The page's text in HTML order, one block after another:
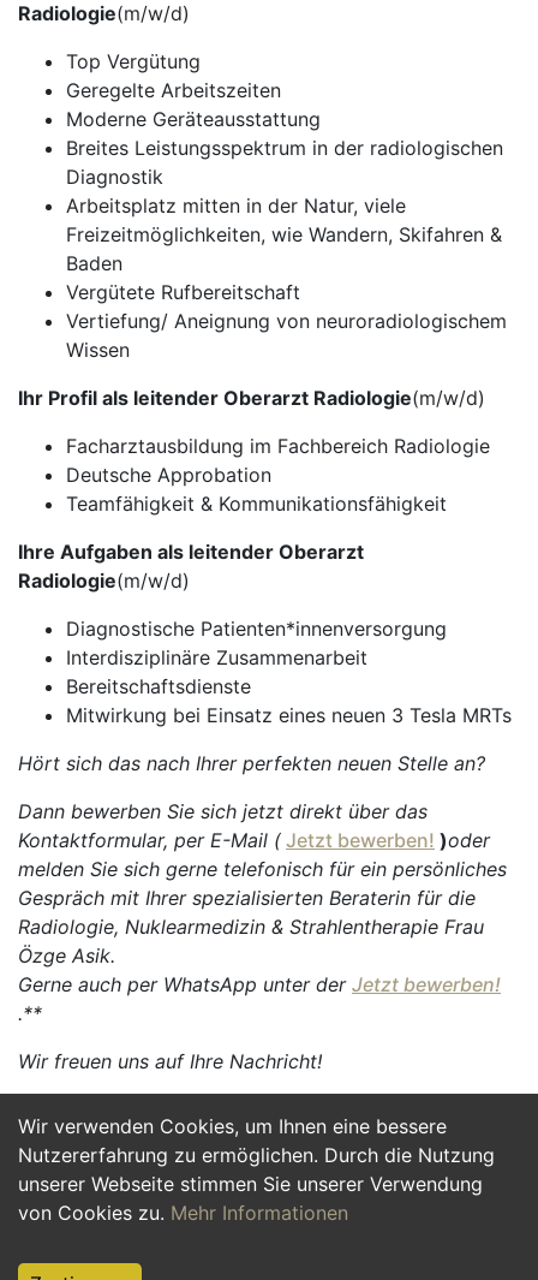
Wir verwenden Cookies, um Ihnen eine bessere
Nutzererfahrung zu ermöglichen. Durch die Nutzung
unserer Webseite stimmen Sie unserer Verwendung
von Cookies zu. Mehr Informationen
Radiologie(m/w/d)
Top Vergütung
Geregelte Arbeitszeiten
Moderne Geräteausstattung
Breites Leistungsspektrum in der radiologischen
Diagnostik
Arbeitsplatz mitten in der Natur, viele
Freizeitmöglichkeiten, wie Wandern, Skifahren &
Baden
Vergütete Rufbereitschaft
Vertiefung/ Aneignung von neuroradiologischem
Wissen
Ihr Profil als leitender Oberarzt Radiologie(m/w/d)
Facharztausbildung im Fachbereich Radiologie
Deutsche Approbation
Teamfähigkeit & Kommunikationsfähigkeit
Ihre Aufgaben als leitender Oberarzt
Radiologie(m/w/d)
Diagnostische Patienten*innenversorgung
Interdisziplinäre Zusammenarbeit
Bereitschaftsdienste
Mitwirkung bei Einsatz eines neuen 3 Tesla MRTs
Hört sich das nach Ihrer perfekten neuen Stelle an?
Dann bewerben Sie sich jetzt direkt über das
Kontaktformular, per E-Mail ( Jetzt bewerben! )oder
melden Sie sich gerne telefonisch für ein persönliches
Gespräch mit Ihrer spezialisierten Beraterin für die
Radiologie, Nuklearmedizin & Strahlentherapie Frau
Özge Asik.
Gerne auch per WhatsApp unter der Jetzt bewerben!
.**
Wir freuen uns auf Ihre Nachricht!
Jetzt Bewerben